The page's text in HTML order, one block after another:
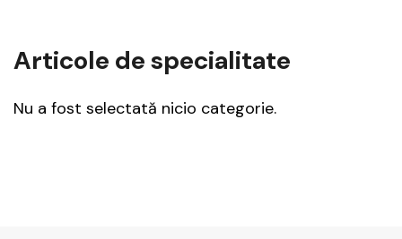
Articole de specialitate
Nu a fost selectată nicio categorie.